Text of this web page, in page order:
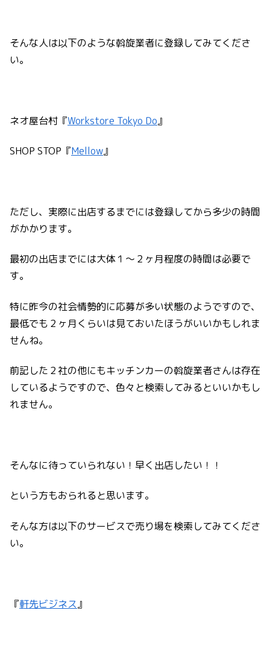
そんな人は以下のような斡旋業者に登録してみてくださ
い。
ネオ屋台村『Workstore Tokyo Do』
SHOP STOP『Mellow』
ただし、実際に出店するまでには登録してから多少の時間
がかかります。
最初の出店までには大体１〜２ヶ月程度の時間は必要で
す。
特に昨今の社会情勢的に応募が多い状態のようですので、
最低でも２ヶ月くらいは見ておいたほうがいいかもしれま
せんね。
前記した２社の他にもキッチンカーの斡旋業者さんは存在
しているようですので、色々と検索してみるといいかもし
れません。
そんなに待っていられない！早く出店したい！！
という方もおられると思います。
そんな方は以下のサービスで売り場を検索してみてくださ
い。
『軒先ビジネス』